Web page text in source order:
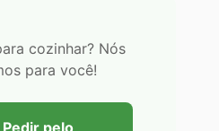
cozinhar? Nós
para você!
Pedir pelo